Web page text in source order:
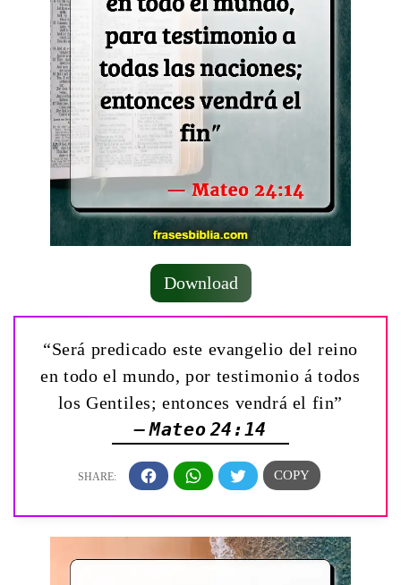
Download
“Será predicado este evangelio del reino
en todo el mundo, por testimonio á todos
los Gentiles; entonces vendrá el fin”
— Mateo 24:14